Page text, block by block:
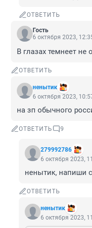
ОТВЕТИТЬ
Гость
6 октября 2023,
В глазах темнеет не
ОТВЕТИТЬ
ненытик
6 октября 2023,
на зп обычного
ОТВЕТИТЬ 9
279992786
6 октября 2023,
ненытик, напиши
ОТВЕТИТЬ
ненытик
6 октября 2023,